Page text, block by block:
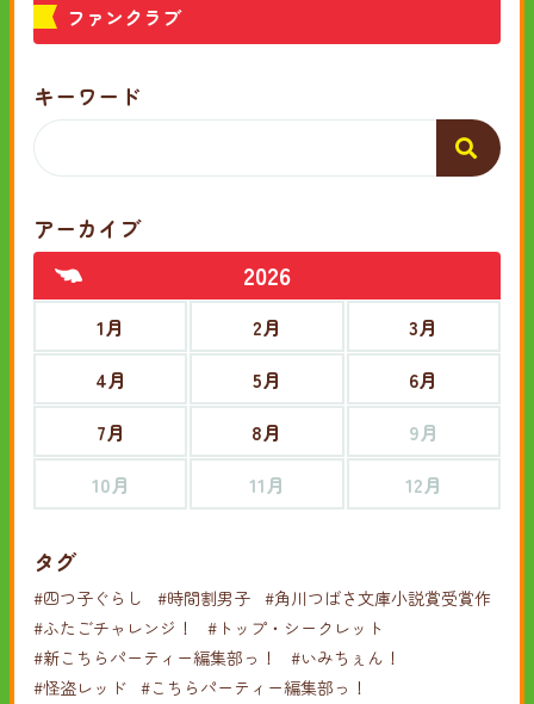
ファンクラブ
キーワード
アーカイブ
2026
1月 2月
3月
4月
5月
6月
7月
8月
9月
10月
11月 12月
タグ
#四つ子ぐらし #時間割男子 #角川つばさ文庫小説賞受賞作
#ふたごチャレンジ！
#トップ・シークレット
#新こちらパーティー編集部っ！
#いみちぇん！
#怪盗レッド #こちらパーティー編集部っ！